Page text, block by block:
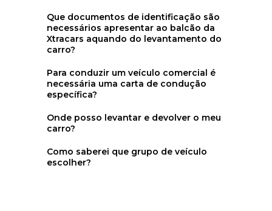
Que documentos de identificação são
necessários apresentar ao balcão da
Xtracars aquando do levantamento do
carro?
Para conduzir um veículo comercial é
necessária uma carta de condução
específica?
Onde posso levantar e devolver o meu
carro?
Como saberei que grupo de veículo
escolher?